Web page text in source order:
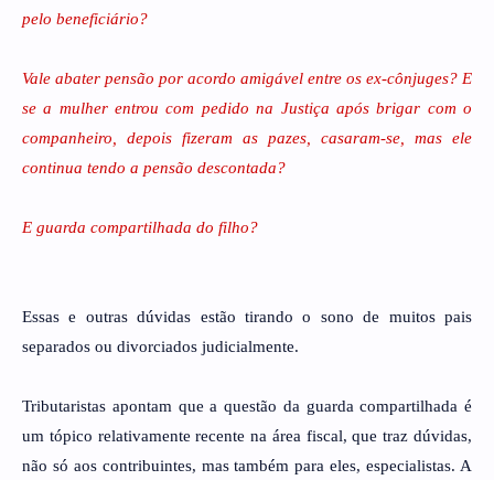
pelo beneficiário?
Vale abater pensão por acordo amigável entre os ex-cônjuges? E
se a mulher entrou com pedido na Justiça após brigar com o
companheiro, depois fizeram as pazes, casaram-se, mas ele
continua tendo a pensão descontada?
E guarda compartilhada do filho?
Essas e outras dúvidas estão tirando o sono de muitos pais
separados ou divorciados judicialmente.
Tributaristas apontam que a questão da guarda compartilhada é
um tópico relativamente recente na área fiscal, que traz dúvidas,
não só aos contribuintes, mas também para eles, especialistas. A